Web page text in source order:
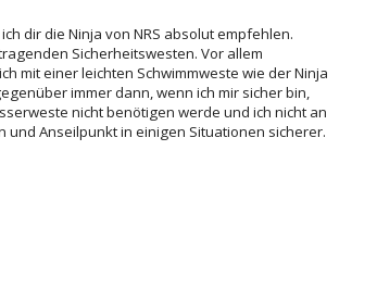
dir die Ninja von NRS absolut empfehlen.
Sicherheitswesten. Vor allem
mit einer leichten Schwimmweste wie der Ninja
immer dann, wenn ich mir sicher bin,
nicht benötigen werde und ich nicht an
und Anseilpunkt in einigen Situationen sicherer.